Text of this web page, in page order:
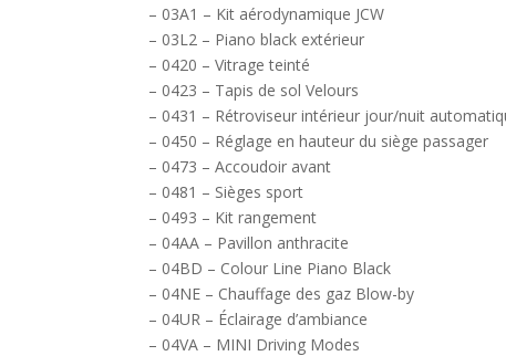
– 03A1 – Kit aérodynamique JCW
– 03L2 – Piano black extérieur
– 0420 – Vitrage teinté
– 0423 – Tapis de sol Velours
– 0431 – Rétroviseur intérieur jour/nuit
– 0450 – Réglage en hauteur du siège passager
– 0473 – Accoudoir avant
– 0481 – Sièges sport
– 0493 – Kit rangement
– 04AA – Pavillon anthracite
– 04BD – Colour Line Piano Black
– 04NE – Chauffage des gaz Blow-by
– 04UR – Éclairage d’ambiance
– 04VA – MINI Driving Modes